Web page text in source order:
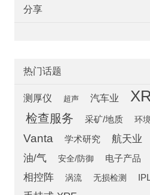
分享
热门话题
测厚仪 超声 汽车业
检查服务 采矿/地质 环境
Vanta 学术研究 航天业
油/气 安全/防御 电子产品
相控阵 涡流 无损检测